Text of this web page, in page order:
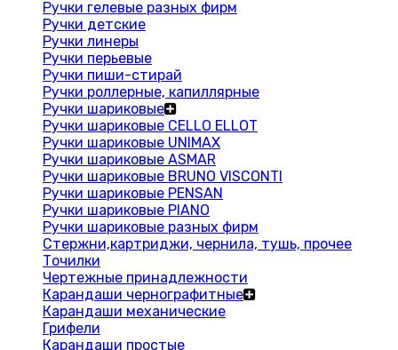
Ручки гелевые разных фирм
Ручки детские
Ручки линеры
Ручки перьевые
Ручки пиши-стирай
Ручки роллерные, капиллярные
Ручки шариковые
Ручки шариковые CELLO ELLOT
Ручки шариковые UNIMAX
Ручки шариковые ASMAR
Ручки шариковые BRUNO VISCONTI
Ручки шариковые PENSAN
Ручки шариковые PIANO
Ручки шариковые разных фирм
Стержни,картриджи, чернила, тушь, прочее
Точилки
Чертежные принадлежности
Карандаши чернографитные
Карандаши механические
Грифели
Карандаши простые